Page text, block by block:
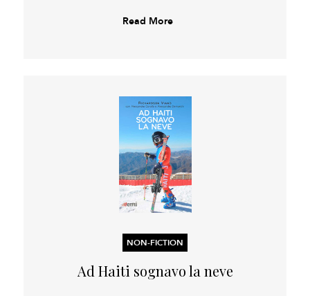
Read More
NON-FICTION
Ad Haiti sognavo la neve